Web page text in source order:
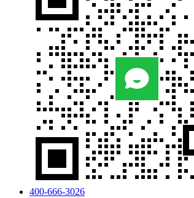
400-666-3026